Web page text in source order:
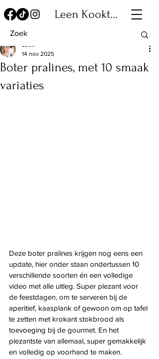
Leen Kookt...
Boter pralines, met 10 smaak
variaties
Leen
14 nov 2025
Deze boter pralines krijgen nog eens een
update, hier onder staan ondertussen 10
verschillende soorten én een volledige
video met alle uitleg. Super plezant voor
de feestdagen, om te serveren bij de
aperitief, kaasplank of gewoon om op tafel
te zetten met krokant stokbrood als
toevoeging bij de gourmet. En het
plezantste van allemaal, super gemakkelijk
en volledig op voorhand te maken.